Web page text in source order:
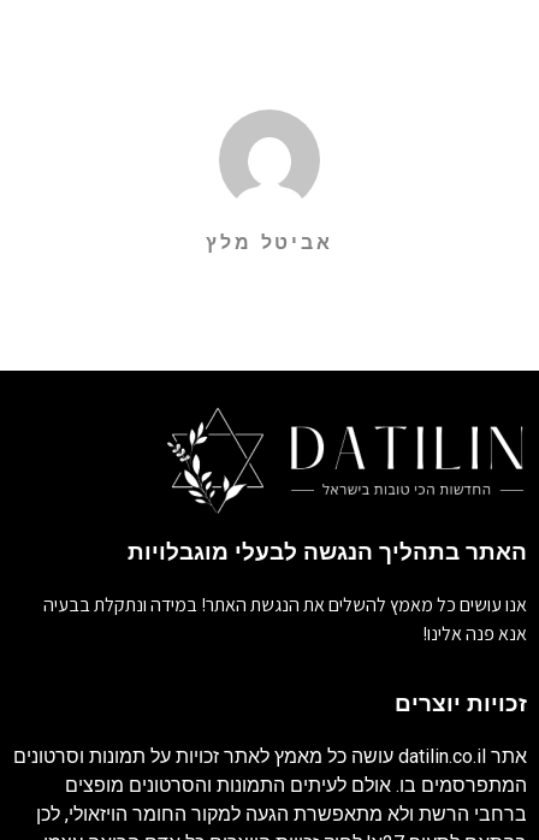
אביטל מלץ
האתר בתהליך הנגשה לבעלי מוגבלויות
אנו עושים כל מאמץ להשלים את הנגשת האתר! במידה ונתקלת בבעיה
אנא פנה אלינו!
זכויות יוצרים
אתר datilin.co.il עושה כל מאמץ לאתר זכויות על תמונות וסרטונים
המתפרסמים בו. אולם לעיתים התמונות והסרטונים מופצים
ברחבי הרשת ולא מתאפשרת הגעה למקור החומר הויזאולי, לכן